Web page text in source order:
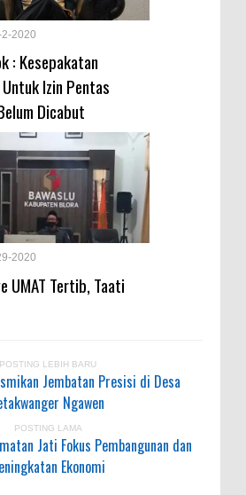
2-2020
: Kesepakatan
Izin Pentas
Dicabut
2020
UMAT Tertib, Taati
POSTING LEBIH BARU
Jembatan Presisi di Desa
Ngawen
POSTING LAMA
Jati Fokus Pembangunan dan
Ekonomi